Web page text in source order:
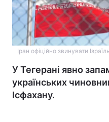
Іран офіційно звинувати
У Тегерані явно
українських
Ісфахану.